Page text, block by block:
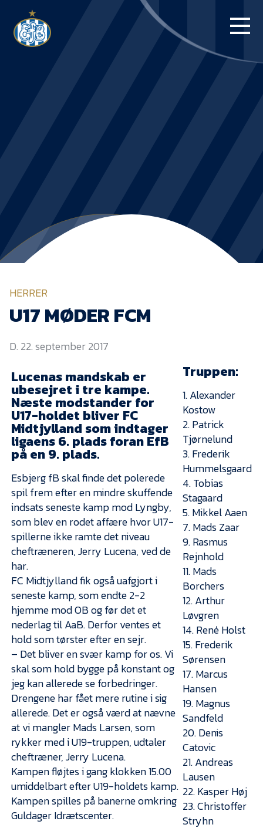
BLUE WATER
NYHEDER
Om Esbjerg fB
EfB Akademi
Sydvestjysk Fodbold
Samarbejde
Partnere
Blue Water Arena
Aktionærinformation
Kontakt
Job i EfB
Presse
HERRER
U17 MØDER FCM
D. 22. september 2017
Lucenas mandskab er
ubesejret i tre kampe.
Næste modstander for
U17-holdet bliver FC
Midtjylland som indtager
ligaens 6. plads foran EfB
på en 9. plads.
Esbjerg fB skal finde det polerede
spil frem efter en mindre skuffende
indsats seneste kamp mod Lyngby,
som blev en rodet affære hvor U17-
spillerne ikke ramte det niveau
cheftræneren, Jerry Lucena, ved de
har.
FC Midtjylland fik også uafgjort i
seneste kamp, som endte 2-2
hjemme mod OB og før det et
nederlag til AaB. Derfor ventes et
hold som tørster efter en sejr.
– Det bliver en svær kamp for os. Vi
skal som hold bygge på konstant og
jeg kan allerede se forbedringer.
Drengene har fået mere rutine i sig
allerede. Det er også værd at nævne
at vi mangler Mads Larsen, som
rykker med i U19-truppen, udtaler
cheftræner, Jerry Lucena.
Kampen fløjtes i gang klokken 15.00
umiddelbart efter U19-holdets kamp.
Kampen spilles på banerne omkring
Guldager Idrætscenter.
Truppen:
1. Alexander
Kostow
2. Patrick
Tjørnelund
3. Frederik
Hummelsgaard
4. Tobias
Stagaard
5. Mikkel Aaen
7. Mads Zaar
9. Rasmus
Rejnhold
11. Mads
Borchers
12. Arthur
Løvgren
14. René Holst
15. Frederik
Sørensen
17. Marcus
Hansen
19. Magnus
Sandfeld
20. Denis
Catovic
21. Andreas
Lausen
22. Kasper Høj
23. Christoffer
Stryhn